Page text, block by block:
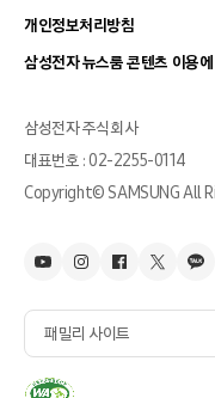
개인정보처리방침
삼성전자 뉴스룸 콘텐츠 이용
삼성전자 주식회사
대표번호 : 02-2255-0114
Copyright© SAMSUNG All
패밀리 사이트